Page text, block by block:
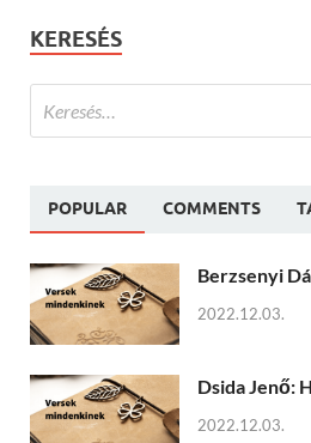
KERESÉS
POPULAR COMMENTS
Berzsenyi
2022.12.03.
Dsida Jenő:
2022.12.03.